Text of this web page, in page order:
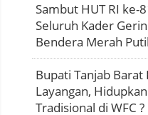
Sambut HUT RI ke-
Seluruh Kader
Bendera Merah
Bupati Tanjab Barat
Layangan,
Tradisional di WFC ?